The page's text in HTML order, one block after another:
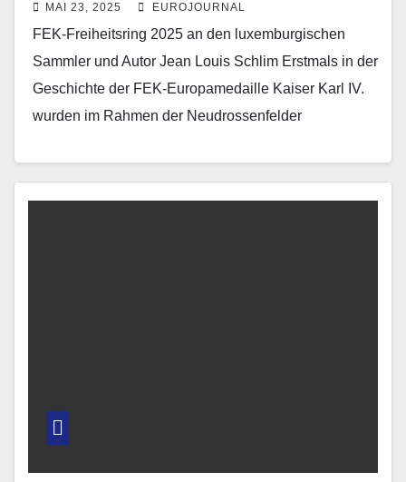
jüngste Trägerinnen der FEK-
Europamedaille Kaiser Karl IV.
MAI 23, 2025 EUROJOURNAL
FEK-Freiheitsring 2025 an den luxemburgischen
Sammler und Autor Jean Louis Schlim Erstmals in der
Geschichte der FEK-Europamedaille Kaiser Karl IV.
wurden im Rahmen der Neudrossenfelder